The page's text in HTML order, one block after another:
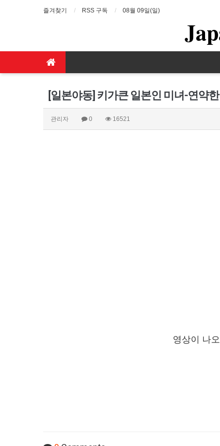
즐겨찾기 RSS 구독 08월 09일(일)
[일본야동] 키가큰 일본인 미녀-연약
관리자 0 16521
영상이 나